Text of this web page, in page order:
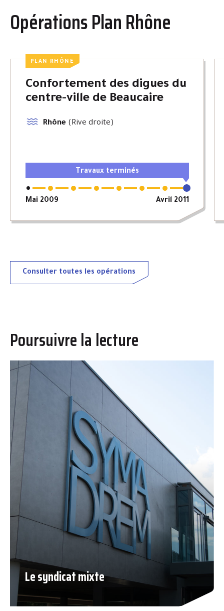
Opérations Plan Rhône
PLAN RHÔNE
Confortement des digues du
centre-ville de Beaucaire
Rhône (Rive droite)
Travaux terminés
Mai 2009 Avril 2011
Consulter toutes les opérations
Poursuivre la lecture
Le syndicat mixte